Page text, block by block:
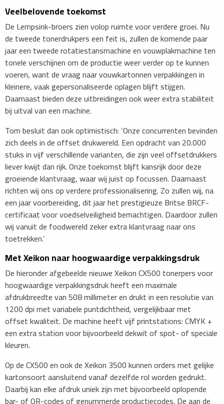
Veelbelovende toekomst
De Lempsink-broers zien volop ruimte voor verdere groei. Nu
de tweede tonerdrukpers een feit is, zullen de komende paar
jaar een tweede rotatiestansmachine en vouwplakmachine ten
tonele verschijnen om de productie weer verder op te kunnen
voeren, want de vraag naar vouwkartonnen verpakkingen in
kleinere, vaak gepersonaliseerde oplagen blijft stijgen.
Daarnaast bieden deze uitbreidingen ook weer extra stabiliteit
bij uitval van een machine.
Tom besluit dan ook optimistisch: ‘Onze concurrenten bevinden
zich deels in de offset drukwereld. Een opdracht van 20.000
stuks in vijf verschillende varianten, die zijn veel offsetdrukkers
liever kwijt dan rijk. Onze toekomst blijft kansrijk door deze
groeiende klantvraag, waar wij juist op focussen. Daarnaast
richten wij ons op verdere professionalisering. Zo zullen wij, na
een jaar voorbereiding, dit jaar het prestigieuze Britse BRCF-
certificaat voor voedselveiligheid bemachtigen. Daardoor zullen
wij vanuit de foodwereld zeker extra klantvraag naar ons
toetrekken.’
​Met Xeikon naar hoogwaardige verpakkingsdruk
De hieronder afgebeelde nieuwe Xeikon CX500 tonerpers voor
hoogwaardige verpakkingsdruk heeft een maximale
afdrukbreedte van 508 millimeter en drukt in een resolutie van
1200 dpi met ­variabele puntdichtheid, vergelijkbaar met
offset­ kwaliteit. De machine heeft vijf printstations: CMYK +
een extra station voor bijvoorbeeld dekwit of spot- of speciale
kleuren.
Op de CX500 en ook de­ Xeikon 3500 kunnen orders met gelijke
kartonsoort aansluitend vanaf dezelfde rol worden gedrukt.
Daarbij kan elke afdruk uniek zijn met bijvoorbeeld oplopende
bar- of QR-codes of genummerde productiecodes. De aan de